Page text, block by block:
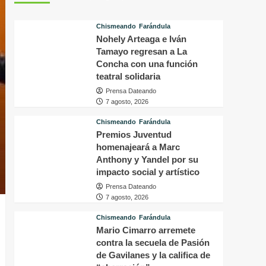
Chismeando Farándula
Nohely Arteaga e Iván
Tamayo regresan a La
Concha con una función
teatral solidaria
Prensa Dateando
7 agosto, 2026
Chismeando Farándula
Premios Juventud
homenajeará a Marc
Anthony y Yandel por su
impacto social y artístico
Prensa Dateando
7 agosto, 2026
Chismeando Farándula
Mario Cimarro arremete
contra la secuela de Pasión
de Gavilanes y la califica de